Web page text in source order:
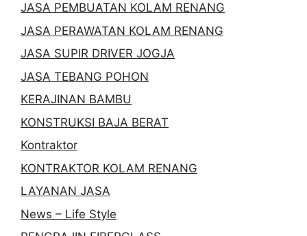
JASA PEMBUATAN KOLAM RENANG
JASA PERAWATAN KOLAM RENANG
JASA SUPIR DRIVER JOGJA
JASA TEBANG POHON
KERAJINAN BAMBU
KONSTRUKSI BAJA BERAT
Kontraktor
KONTRAKTOR KOLAM RENANG
LAYANAN JASA
News – Life Style